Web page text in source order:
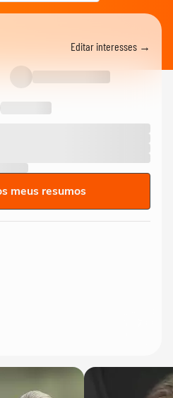
Editar interesses →
meus resumos